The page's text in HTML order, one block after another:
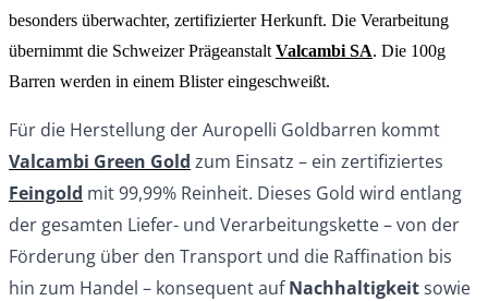
besonders überwachter, zertifizierter Herkunft. Die Verarbeitung
übernimmt die Schweizer Prägeanstalt Valcambi SA. Die 100g
Barren werden in einem Blister eingeschweißt.
Für die Herstellung der Auropelli Goldbarren kommt
Valcambi Green Gold zum Einsatz – ein zertifiziertes
Feingold mit 99,99% Reinheit. Dieses Gold wird entlang
der gesamten Liefer- und Verarbeitungskette – von der
Förderung über den Transport und die Raffination bis
hin zum Handel – konsequent aufNachhaltigkeitsowie